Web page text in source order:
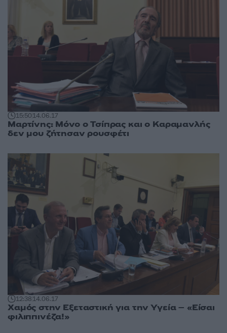
15:5014.06.17
Μαρτίνης: Μόνο ο Τσίπρας και ο Καραμανλής
δεν μου ζήτησαν ρουσφέτι
12:3814.06.17
Χαμός στην Εξεταστική για την Υγεία – «Είσαι
φιλιππινέζα!»